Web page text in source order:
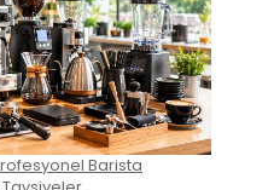
Barista